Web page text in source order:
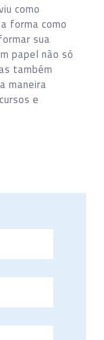
como
forma como
sua
papel não só
também
maneira
e